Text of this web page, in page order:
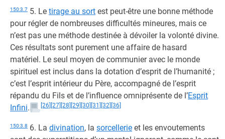
150:3.7 5. Le tirage au sort est peut-être une bonne méthode
pour régler de nombreuses difficultés mineures, mais ce
n’est pas une méthode destinée à dévoiler la volonté divine.
Ces résultats sont purement une affaire de hasard
matériel. Le seul moyen de communier avec le monde
spirituel est inclus dans la dotation d’esprit de l’humanité ;
c’est l’esprit intérieur du Père, accompagné de l’esprit
répandu du Fils et de l’influence omniprésente de l’Esprit
Infini. [26] [27] [28] [29] [30] [31] [32] [36]
150:3.8 6. La divination, la sorcellerie et les envoutements